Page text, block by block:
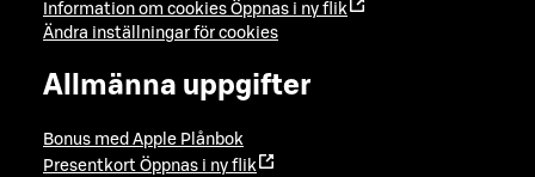
Information om cookies Öppnas i ny flik
Ändra inställningar för cookies
Allmänna uppgifter
Bonus med Apple Plånbok
Presentkort Öppnas i ny flik